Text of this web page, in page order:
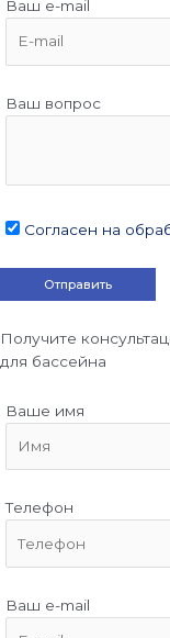
Ваш e-mail
Ваш вопрос
Согласен на
Получите
для бассейна
Ваше имя
Телефон
Ваш e-mail